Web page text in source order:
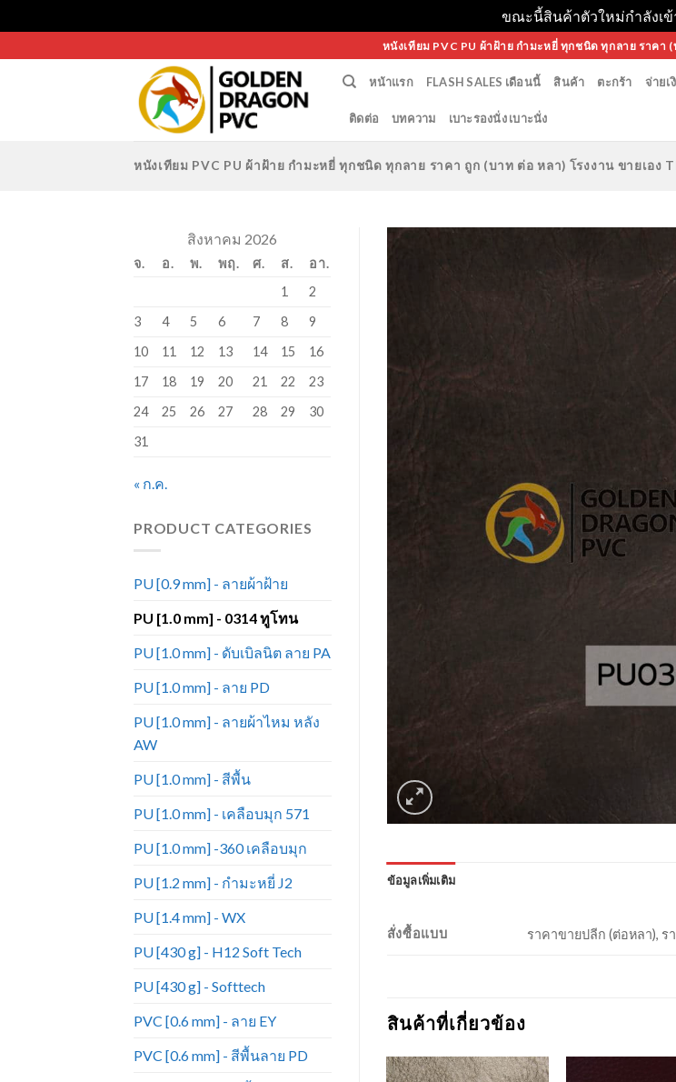
ขณะนี้สินค้าตัวใหม่กำลังเข้
to
หนังเทียม PVC PU ผ้าฝ้าย กำมะหยี่ ทุกชนิด ทุกลาย ราคา
หน้าแรก FLASH SALES เดือนนี้ สินค้า ตะกร้า จ่ายเ
ติดต่อ บทความ เบาะรองนั่ง เบาะนั่ง
หนังเทียม PVC PU ผ้าฝ้าย กำมะหยี่ ทุกชนิด ทุกลาย ราคา ถูก (บาท ต่อ หลา) โรงงาน ขายเอง
สิงหาคม 2026
จ. อ. พ. พฤ. ศ. ส.
อา.
1
2
3
4 5 6 7 8
9
10
11 12 13 14 15
16
17
18 19 20 21 22
23
24
25 26 27 28 29
30
31
« ก.ค.
PRODUCT CATEGORIES
PU [0.9 mm] - ลายผ้าฝ้าย
PU [1.0 mm] - 0314 ทูโทน
PU [1.0 mm] - ดับเบิลนิต ลาย PA
PU [1.0 mm] - ลาย PD
PU [1.0 mm] - ลายผ้าไหม หลัง
AW
PU [1.0 mm] - สีพื้น
PU [1.0 mm] - เคลือบมุก 571
PU [1.0 mm] -360 เคลือบมุก
PU [1.2 mm] - กำมะหยี่ J2
PU [1.4 mm] - WX
PU [430 g] - H12 Soft Tech
PU [430 g] - Softtech
PVC [0.6 mm] - ลาย EY
PVC [0.6 mm] - สีพื้นลาย PD
ข้อมูลเพิ่มเติม
สั่งซื้อแบบ ราคาขายปลีก (ต่อหลา),
สินค้าที่เกี่ยวข้อง